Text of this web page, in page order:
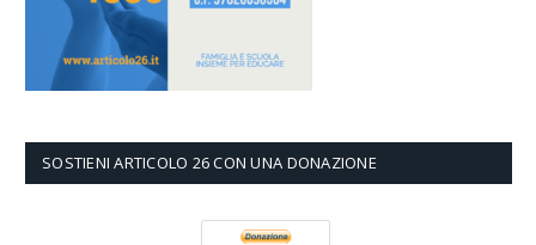
SOSTIENI ARTICOLO 26 CON UNA DONAZIONE